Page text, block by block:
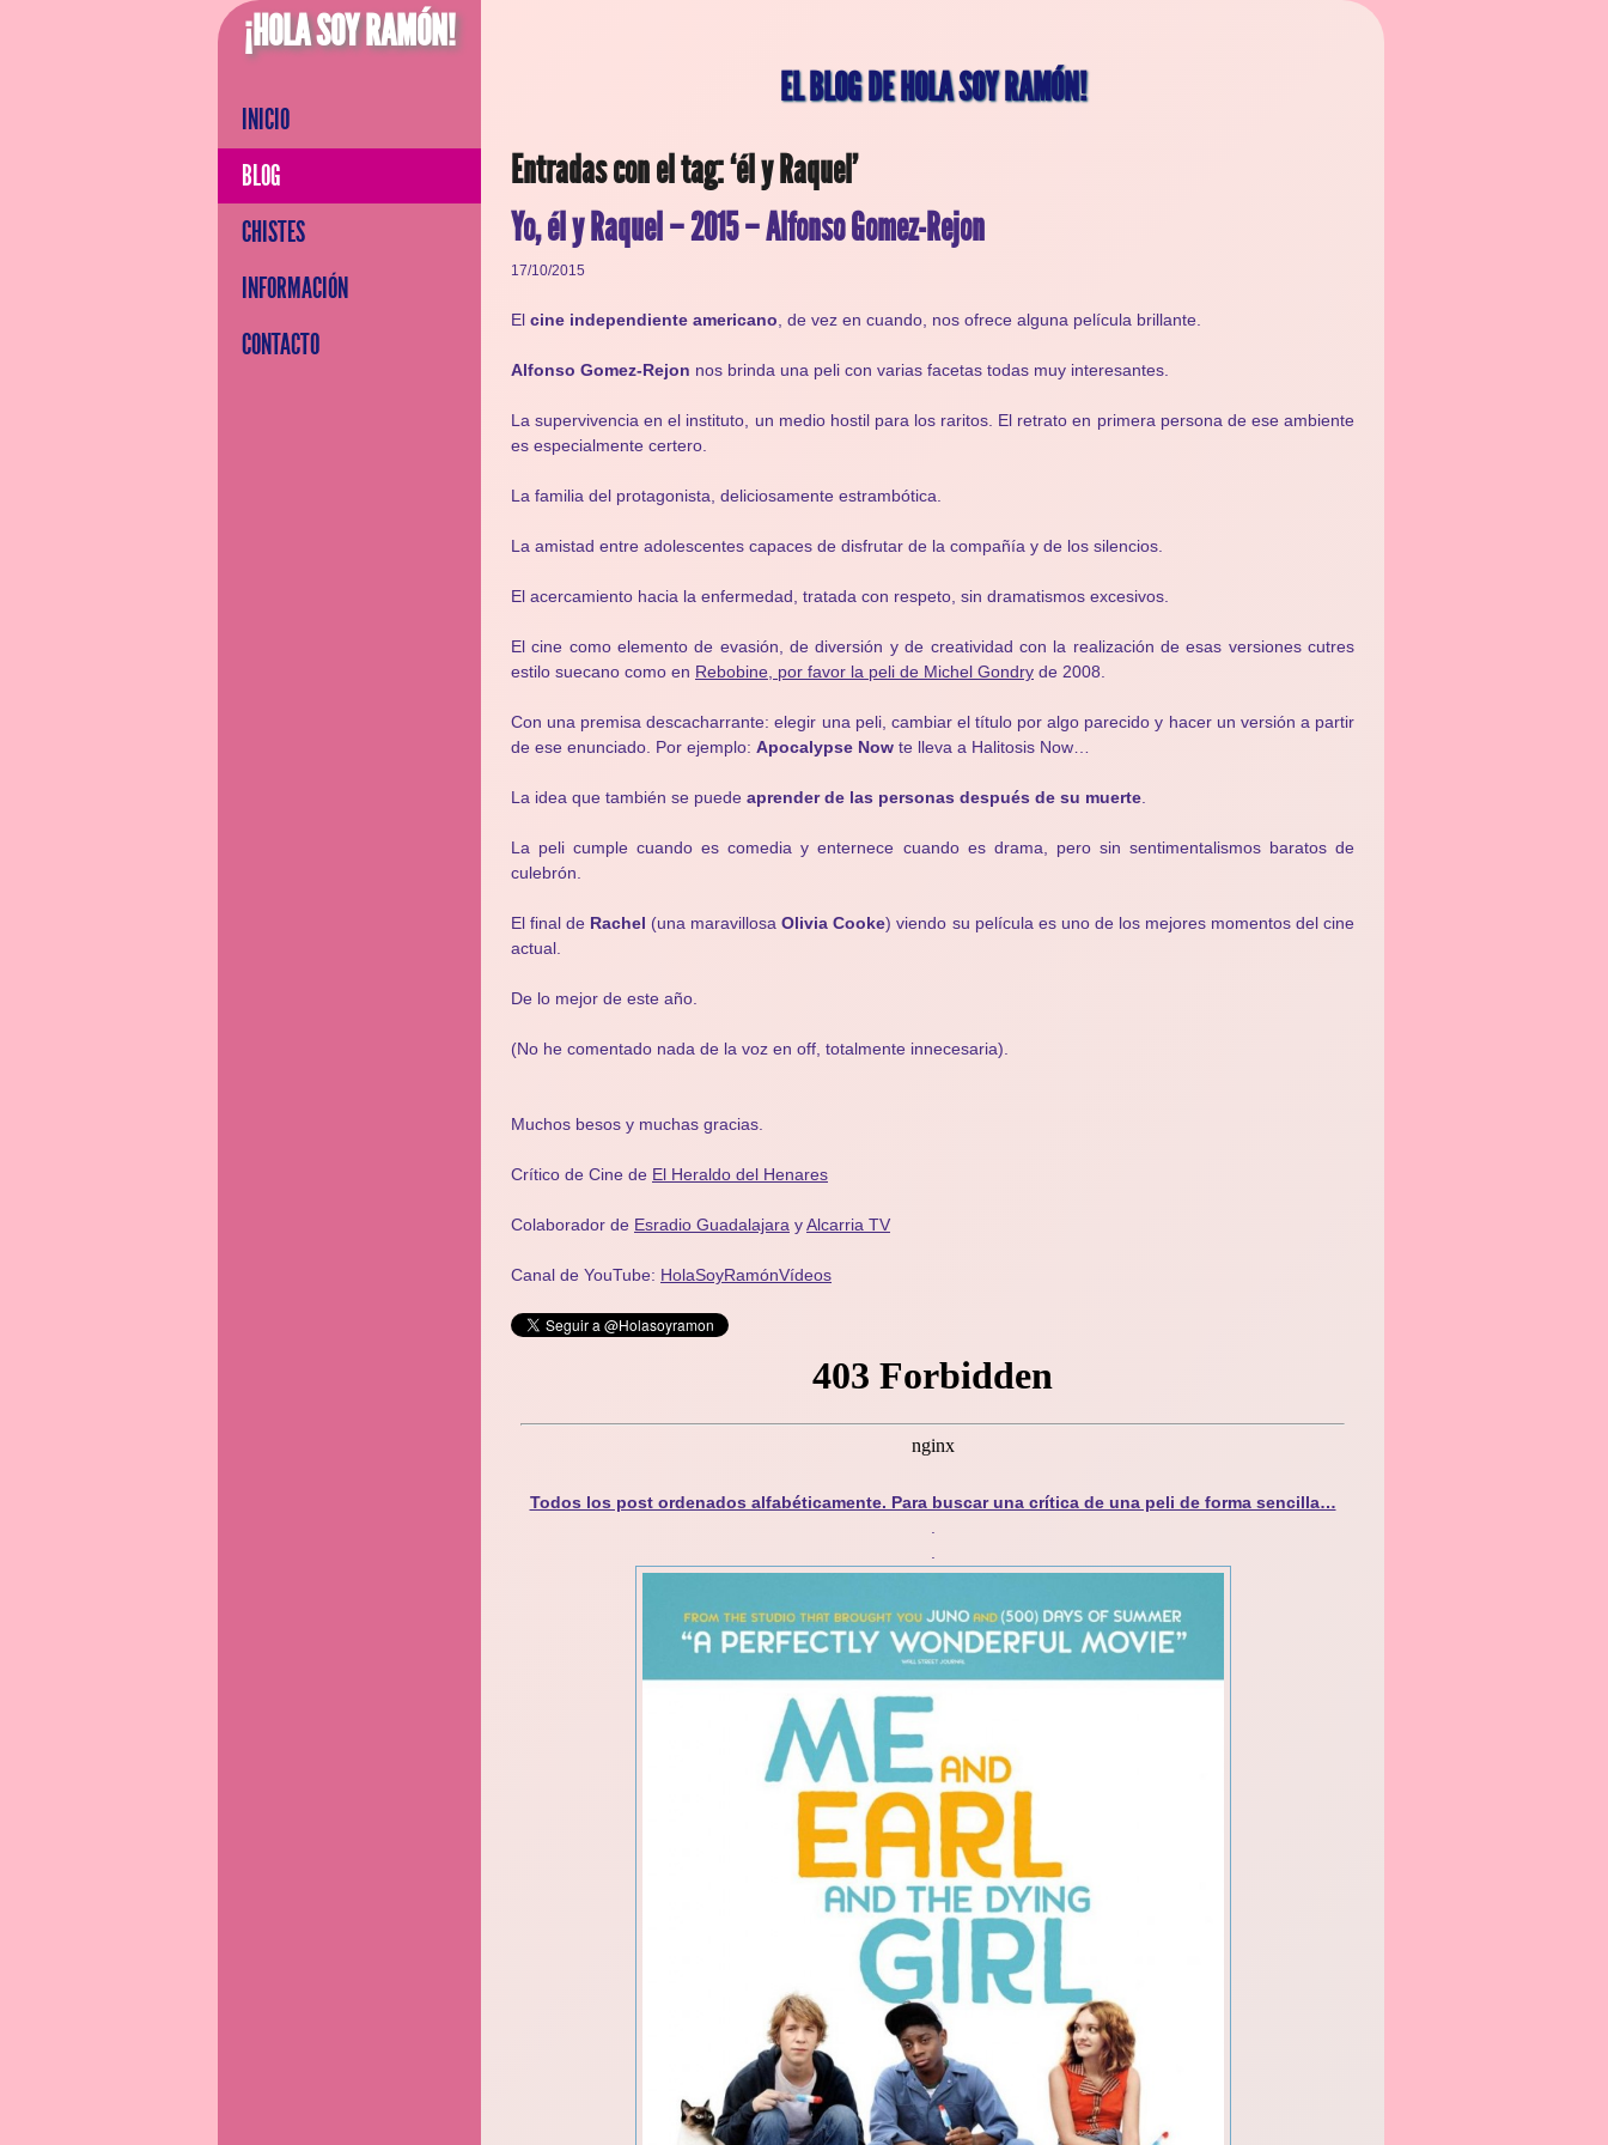
¡HOLA SOY RAMÓN!
INICIO
BLOG
CHISTES
INFORMACIÓN
CONTACTO
EL BLOG DE HOLA SOY RAMÓN!
Entradas con el tag: ‘él y Raquel’
Yo, él y Raquel – 2015 – Alfonso Gomez-Rejon
17/10/2015
El cine independiente americano , de vez en cuando, nos ofrece alguna película brillante.
Alfonso Gomez-Rejon nos brinda una peli con varias facetas todas muy interesantes.
La supervivencia en el instituto, un medio hostil para los raritos. El retrato en primera persona de ese ambiente
es especialmente certero.
La familia del protagonista, deliciosamente estrambótica.
La amistad entre adolescentes capaces de disfrutar de la compañía y de los silencios.
El acercamiento hacia la enfermedad, tratada con respeto, sin dramatismos excesivos.
El cine como elemento de evasión, de diversión y de creatividad con la realización de esas versiones cutres
estilo suecano como en Rebobine, por favor la peli de Michel Gondry de 2008.
Con una premisa descacharrante: elegir una peli, cambiar el título por algo parecido y hacer un versión a partir
de ese enunciado. Por ejemplo: Apocalypse Now te lleva a Halitosis Now…
La idea que también se puede aprender de las personas después de su muerte
La peli cumple cuando es comedia y enternece cuando es drama, pero sin sentimentalismos baratos de
culebrón.
El final de Rachel (una maravillosaOlivia Cooke) viendo su película es uno de los mejores momentos del cine
actual.
De lo mejor de este año.
(No he comentado nada de la voz en off, totalmente innecesaria).
Muchos besos y muchas gracias.
Crítico de Cine de El Heraldo del Henares
Colaborador de Esradio Guadalajara yAlcarria TV
Canal de YouTube: HolaSoyRamónVídeos
Todos los post ordenados alfabéticamente. Para buscar una crítica de una peli de forma sencilla…